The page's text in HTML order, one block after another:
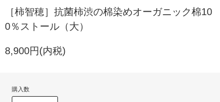
［柿智穂］抗菌柿渋の棉染めオーガニック棉10
0％ストール（大）
8,900円(内税)
購入数